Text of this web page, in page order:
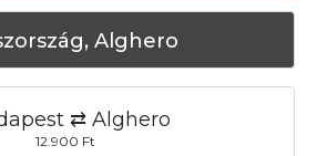
Alghero
⇄ Alghero
12.900 Ft